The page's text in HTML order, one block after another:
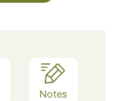
Notes